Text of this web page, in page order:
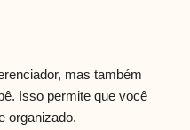
mas também
Isso permite que você
organizado.